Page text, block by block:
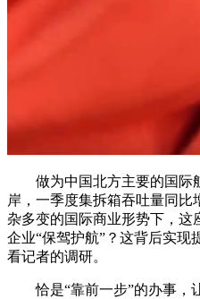
做为中国北方主要的国际
岸，一季度集拆箱吞吐量同比
杂多变的国际商业形势下，这
企业“保驾护航”？这背后实现
看记者的调研。
恰是“靠前一步”的办事，